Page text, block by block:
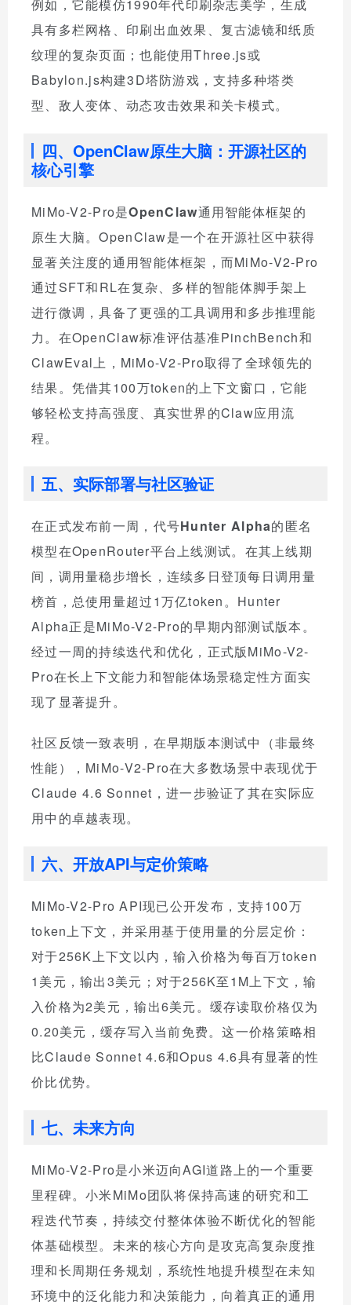
例如，它能模仿1990年代印刷杂志美学，生成
具有多栏网格、印刷出血效果、复古滤镜和纸质
纹理的复杂页面；也能使用Three.js或
Babylon.js构建3D塔防游戏，支持多种塔类
型、敌人变体、动态攻击效果和关卡模式。
四、OpenClaw原生大脑：开源社区的
核心引擎
MiMo-V2-Pro是OpenClaw通用智能体框架的
原生大脑。OpenClaw是一个在开源社区中获得
显著关注度的通用智能体框架，而MiMo-V2-Pro
通过SFT和RL在复杂、多样的智能体脚手架上
进行微调，具备了更强的工具调用和多步推理能
力。在OpenClaw标准评估基准PinchBench和
ClawEval上，MiMo-V2-Pro取得了全球领先的
结果。凭借其100万token的上下文窗口，它能
够轻松支持高强度、真实世界的Claw应用流
程。
五、实际部署与社区验证
在正式发布前一周，代号Hunter Alpha的匿名
模型在OpenRouter平台上线测试。在其上线期
间，调用量稳步增长，连续多日登顶每日调用量
榜首，总使用量超过1万亿token。Hunter
Alpha正是MiMo-V2-Pro的早期内部测试版本。
经过一周的持续迭代和优化，正式版MiMo-V2-
Pro在长上下文能力和智能体场景稳定性方面实
现了显著提升。
社区反馈一致表明，在早期版本测试中（非最终
性能），MiMo-V2-Pro在大多数场景中表现优于
Claude 4.6 Sonnet，进一步验证了其在实际应
用中的卓越表现。
六、开放API与定价策略
MiMo-V2-Pro API现已公开发布，支持100万
token上下文，并采用基于使用量的分层定价：
对于256K上下文以内，输入价格为每百万token
1美元，输出3美元；对于256K至1M上下文，输
入价格为2美元，输出6美元。缓存读取价格仅为
0.20美元，缓存写入当前免费。这一价格策略相
比Claude Sonnet 4.6和Opus 4.6具有显著的性
价比优势。
七、未来方向
MiMo-V2-Pro是小米迈向AGI道路上的一个重要
里程碑。小米MiMo团队将保持高速的研究和工
程迭代节奏，持续交付整体体验不断优化的智能
体基础模型。未来的核心方向是攻克高复杂度推
理和长周期任务规划，系统性地提升模型在未知
环境中的泛化能力和决策能力，向着真正的通用